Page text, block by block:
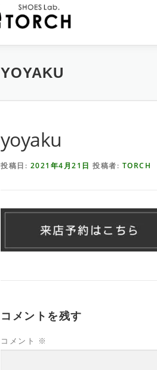
YOYAKU
yoyaku
投稿日: 2021年4月21日 投稿者: TORCH
コメントを残す
コメント ※